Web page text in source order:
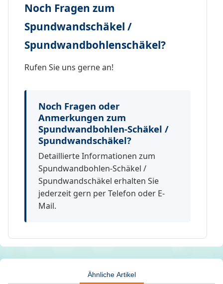
Noch Fragen zum
Spundwandschäkel /
Spundwandbohlenschäkel?
Rufen Sie uns gerne an!
Noch Fragen oder
Anmerkungen zum
Spundwandbohlen-Schäkel /
Spundwandschäkel?
Detaillierte Informationen zum
Spundwandbohlen-Schäkel /
Spundwandschäkel erhalten Sie
jederzeit gern per Telefon oder E-
Mail.
Ähnliche Artikel